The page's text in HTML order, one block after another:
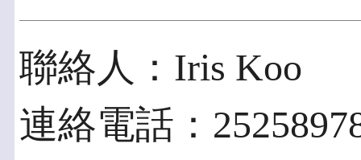
聯絡人：Iris Koo
連絡電話：